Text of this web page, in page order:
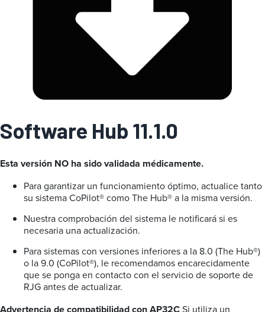
Software Hub 11.1.0
Esta versión NO ha sido validada médicamente.
Para garantizar un funcionamiento óptimo, actualice tanto
su sistema CoPilot® como The Hub® a la misma versión.
Nuestra comprobación del sistema le notificará si es
necesaria una actualización.
Para sistemas con versiones inferiores a la 8.0 (The Hub®)
o la 9.0 (CoPilot®), le recomendamos encarecidamente
que se ponga en contacto con el servicio de soporte de
RJG antes de actualizar.
Si utiliza un